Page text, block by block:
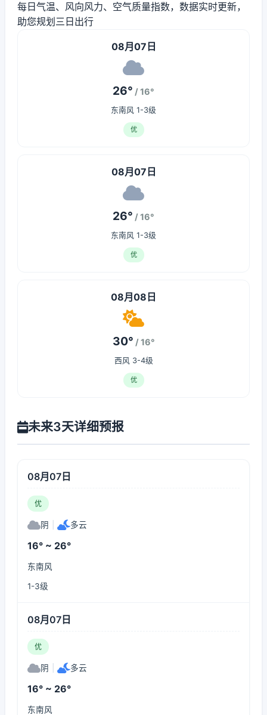
每日气温、风向风力、空气质量指数，数据实时更新，
助您规划三日出行
08月07日
26° / 16°
东南风 1-3级
优
08月07日
26° / 16°
东南风 1-3级
优
08月08日
30° / 16°
西风 3-4级
优
未来3天详细预报
08月07日
优
阴 多云
16° ~ 26°
东南风
1-3级
08月07日
优
阴 多云
16° ~ 26°
东南风